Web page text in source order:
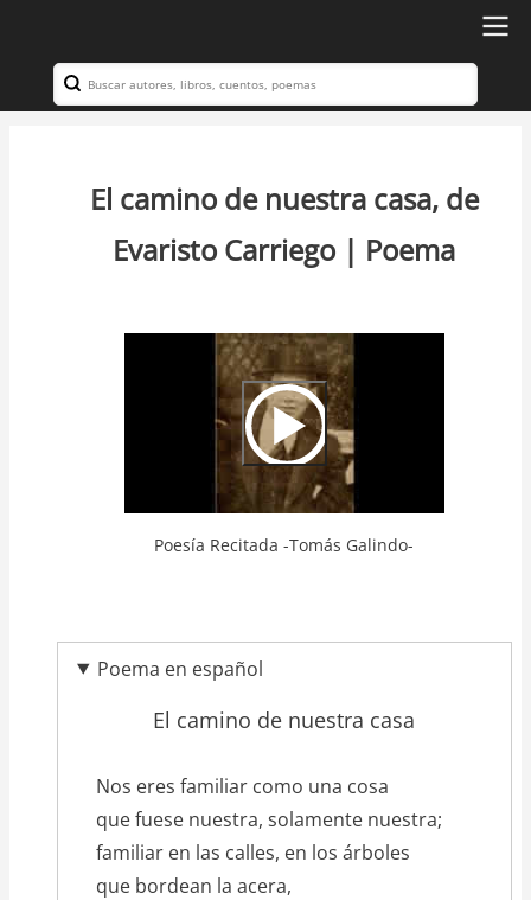
contenido
principal
Navegación
Search
El camino de nuestra casa, de
Evaristo Carriego | Poema
Video
Url
Poesía Recitada -Tomás Galindo-
Poema en español
El camino de nuestra casa
texto_poema
Nos eres familiar como una cosa
que fuese nuestra, solamente nuestra;
familiar en las calles, en los árboles
que bordean la acera,